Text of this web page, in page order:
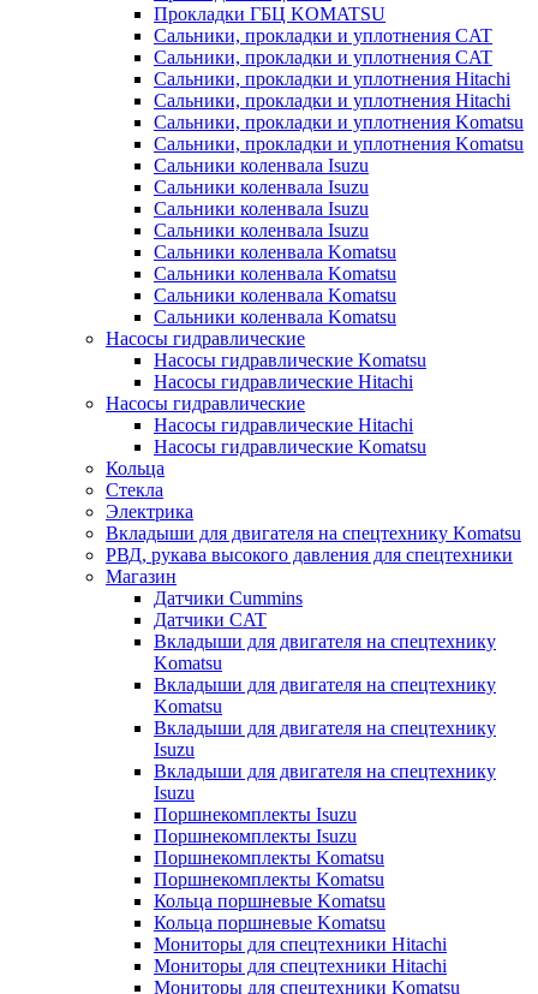
Прокладки ГБЦ KOMATSU
Сальники, прокладки и уплотнения CAT
Сальники, прокладки и уплотнения CAT
Сальники, прокладки и уплотнения Hitachi
Сальники, прокладки и уплотнения Hitachi
Сальники, прокладки и уплотнения Komatsu
Сальники, прокладки и уплотнения Komatsu
Сальники коленвала Isuzu
Сальники коленвала Isuzu
Сальники коленвала Isuzu
Сальники коленвала Isuzu
Сальники коленвала Komatsu
Сальники коленвала Komatsu
Сальники коленвала Komatsu
Сальники коленвала Komatsu
Насосы гидравлические
Насосы гидравлические Komatsu
Насосы гидравлические Hitachi
Насосы гидравлические
Насосы гидравлические Hitachi
Насосы гидравлические Komatsu
Кольца
Стекла
Электрика
Вкладыши для двигателя на спецтехнику Komatsu
РВД, рукава высокого давления для спецтехники
Магазин
Датчики Cummins
Датчики CAT
Вкладыши для двигателя на спецтехнику
Komatsu
Вкладыши для двигателя на спецтехнику
Komatsu
Вкладыши для двигателя на спецтехнику
Isuzu
Вкладыши для двигателя на спецтехнику
Isuzu
Поршнекомплекты Isuzu
Поршнекомплекты Isuzu
Поршнекомплекты Komatsu
Поршнекомплекты Komatsu
Кольца поршневые Komatsu
Кольца поршневые Komatsu
Мониторы для спецтехники Hitachi
Мониторы для спецтехники Hitachi
Мониторы для спецтехники Komatsu